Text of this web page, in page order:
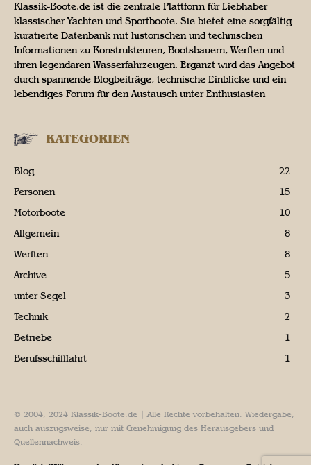
Klassik-Boote.de ist die zentrale Plattform für Liebhaber
klassischer Yachten und Sportboote. Sie bietet eine sorgfältig
kuratierte Datenbank mit historischen und technischen
Informationen zu Konstrukteuren, Bootsbauern, Werften und
ihren legendären Wasserfahrzeugen. Ergänzt wird das Angebot
durch spannende Blogbeiträge, technische Einblicke und ein
lebendiges Forum für den Austausch unter Enthusiasten
KATEGORIEN
Blog
22
Personen
15
Motorboote
10
Allgemein
8
Werften
8
Archive
5
unter Segel
3
Technik
2
Betriebe
1
Berufsschifffahrt
1
© 2004, 2024 Klassik-Boote.de | Alle Rechte vorbehalten. Wiedergabe,
auch auszugsweise, nur mit Genehmigung des Herausgebers und
Quellennachweis.